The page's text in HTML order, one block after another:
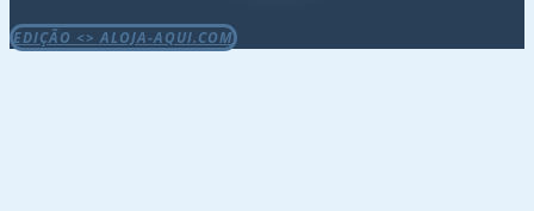
EDIÇÃO <> ALOJA-AQUI.COM